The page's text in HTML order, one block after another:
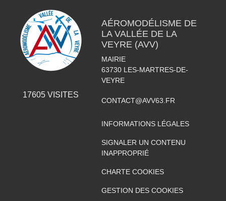
17605VISITES
AÉROMODÉLISME DE
LA VALLÉE DE LA
VEYRE (AVV)
MAIRIE
63730 LES-MARTRES-DE-
VEYRE
CONTACT@AVV63.FR
INFORMATIONS LÉGALES
SIGNALER UN CONTENU
INAPPROPRIÉ
CHARTE COOKIES
GESTION DES COOKIES